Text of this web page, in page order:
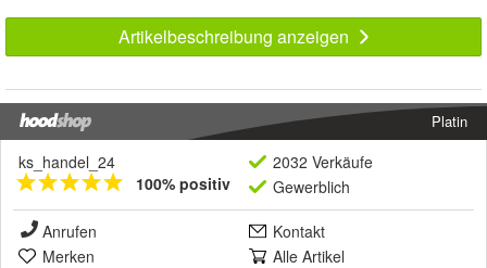
Artikelbeschreibung anzeigen
Platin
ks_handel_24
100% positiv
2032 Verkäufe
Gewerblich
Anrufen
Kontakt
Merken
Alle Artikel